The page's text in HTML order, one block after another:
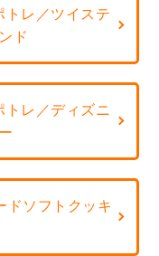
トレ／ツイステ
ド
トレ／ディズニ
ドソフトクッキ